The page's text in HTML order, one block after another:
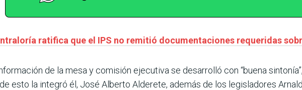
ratifica que el IPS no remitió documentaciones requeridas
de la mesa y comisión ejecutiva se desarrolló con “buena
esto la integró él, José Alberto Alderete, además de los legisladores